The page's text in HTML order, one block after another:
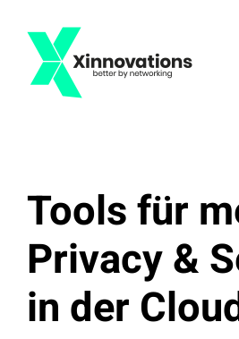
Inhalt
springen
Tools für
Privacy &
in der